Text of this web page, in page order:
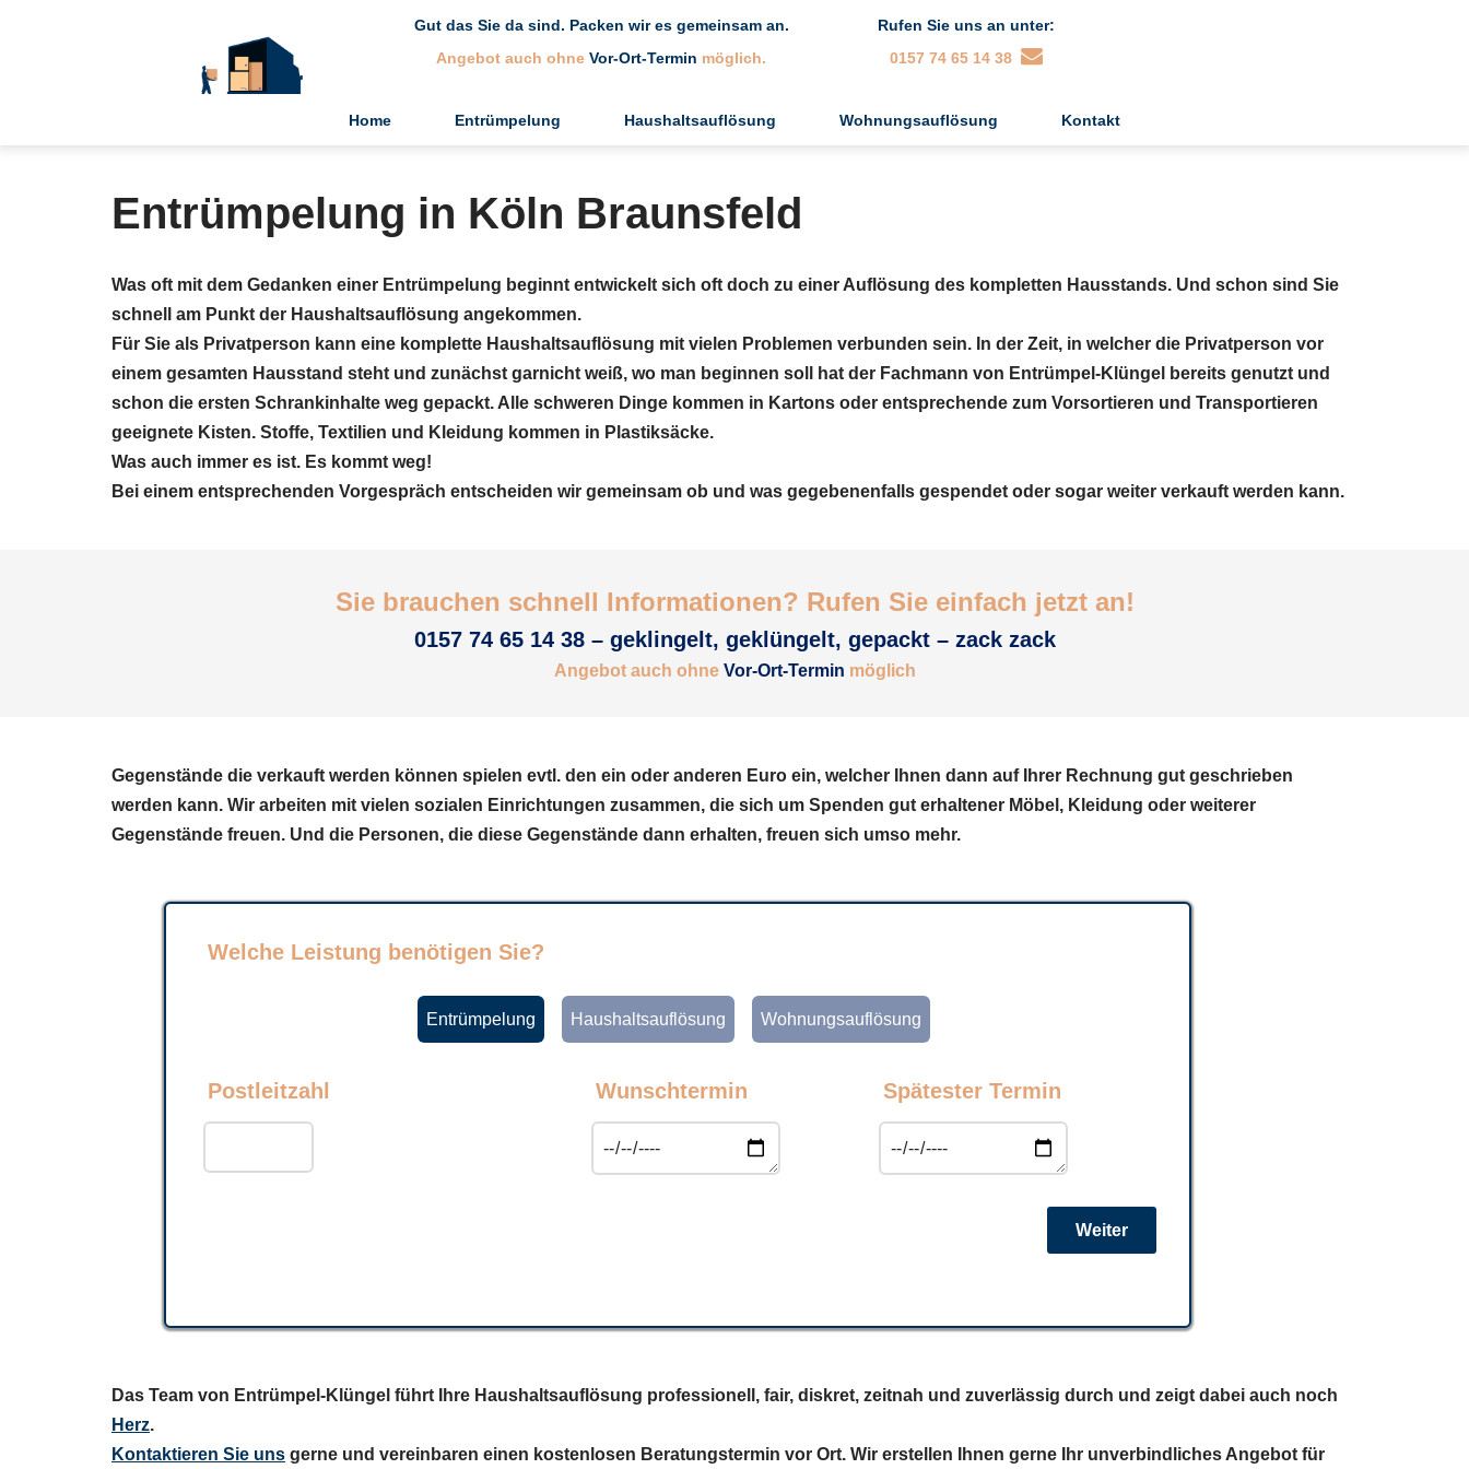
Gut das Sie da sind. Packen wir es gemeinsam an.
Angebot auch ohneVor-Ort-Termin möglich.
Rufen Sie uns an unter:
0157 74 65 14 38
Home Entrümpelung Haushaltsauflösung Wohnungsauflösung Kontakt
Entrümpelung in Köln Braunsfeld
Was oft mit dem Gedanken einer Entrümpelung beginnt entwickelt sich oft doch zu einer Auflösung des kompletten Hausstands. Und schon sind Sie
schnell am Punkt der Haushaltsauflösung angekommen.
Für Sie als Privatperson kann eine komplette Haushaltsauflösung mit vielen Problemen verbunden sein. In der Zeit, in welcher die Privatperson vor
einem gesamten Hausstand steht und zunächst garnicht weiß, wo man beginnen soll hat der Fachmann von Entrümpel-Klüngel bereits genutzt und
schon die ersten Schrankinhalte weg gepackt. Alle schweren Dinge kommen in Kartons oder entsprechende zum Vorsortieren und Transportieren
geeignete Kisten. Stoffe, Textilien und Kleidung kommen in Plastiksäcke.
Was auch immer es ist. Es kommt weg!
Bei einem entsprechenden Vorgespräch entscheiden wir gemeinsam ob und was gegebenenfalls gespendet oder sogar weiter verkauft werden kann.
Sie brauchen schnell Informationen? Rufen Sie einfach jetzt an!
0157 74 65 14 38 – geklingelt, geklüngelt, gepackt – zack zack
Angebot auch ohne Vor-Ort-Termin möglich
Gegenstände die verkauft werden können spielen evtl. den ein oder anderen Euro ein, welcher Ihnen dann auf Ihrer Rechnung gut geschrieben
werden kann. Wir arbeiten mit vielen sozialen Einrichtungen zusammen, die sich um Spenden gut erhaltener Möbel, Kleidung oder weiterer
Gegenstände freuen. Und die Personen, die diese Gegenstände dann erhalten, freuen sich umso mehr.
Welche Leistung benötigen Sie?
Entrümpelung Haushaltsauflösung Wohnungsauflösung
Postleitzahl Wunschtermin Spätester Termin
Weiter
Das Team von Entrümpel-Klüngel führt Ihre Haushaltsauflösung professionell, fair, diskret, zeitnah und zuverlässig durch und zeigt dabei auch noch
Herz.
Kontaktieren Sie uns gerne und vereinbaren einen kostenlosen Beratungstermin vor Ort. Wir erstellen Ihnen gerne Ihr unverbindliches Angebot für